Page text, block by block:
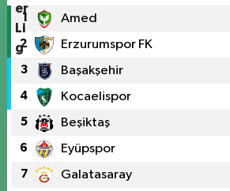
1 Amed
2 Erzurumspor FK
3 Başakşehir
4 Kocaelispor
5 Beşiktaş
6 Eyüpspor
7 Galatasaray